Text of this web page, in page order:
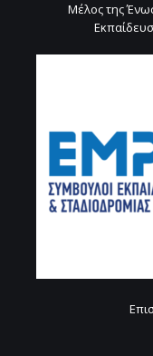
Μέλος της